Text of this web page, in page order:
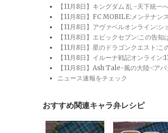
【11月8日】キングダム 乱 -天下統
【11月8日】FC MOBILE:メンテナ
【11月8日】アヴァベルオンライン:
【11月8日】エピックセブン:この告
【11月8日】星のドラゴンクエスト:
【11月8日】イルーナ戦記オンライ
【11月8日】Ash Tale-風の大陸-:ア
ニュース速報をチェック
おすすめ関連キャラ弁レシピ